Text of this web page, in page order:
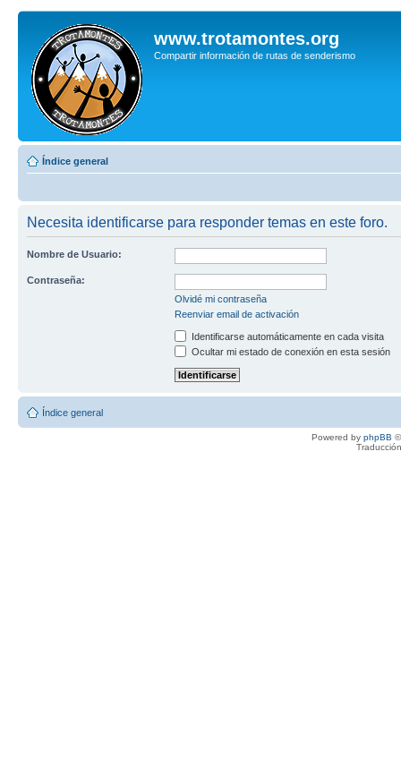
www.trotamontes.org
Compartir información de rutas de senderismo
Índice general
Necesita identificarse para responder temas en este foro.
Nombre de Usuario:
Contraseña:
Olvidé mi contraseña
Reenviar email de activación
Identificarse automáticamente en cada visita
Ocultar mi estado de conexión en esta sesión
Índice general
Powered by phpBB